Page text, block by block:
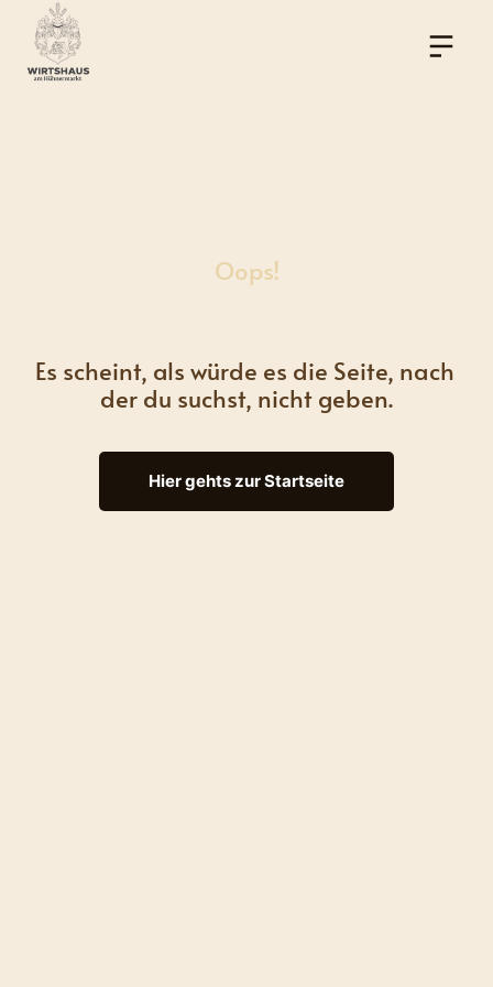
Oops!
Es scheint, als würde es die Seite, nach
der du suchst, nicht geben.
Hier gehts zur Startseite